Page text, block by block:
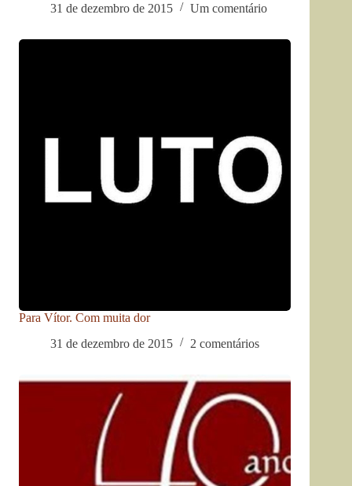
31 de dezembro de 2015
Um comentário
Para Vítor. Com muita dor
31 de dezembro de 2015
2 comentários